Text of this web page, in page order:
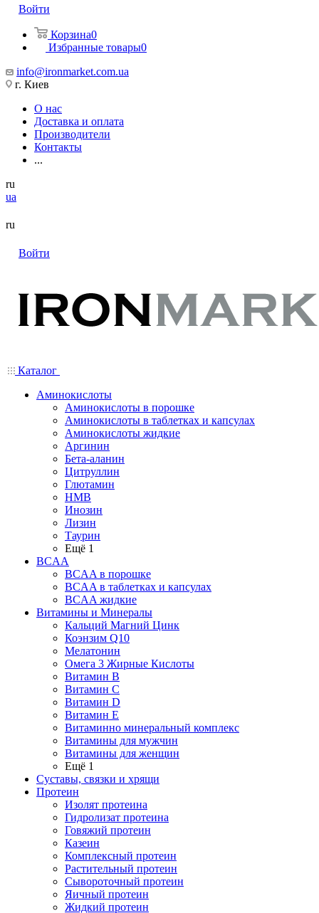
Войти
Корзина0
Избранные товары0
info@ironmarket.com.ua
г. Киев
О нас
Доставка и оплата
Производители
Контакты
...
ru
ua
ru
Войти
Каталог
Аминокислоты
Аминокислоты в порошке
Аминокислоты в таблетках и капсулах
Аминокислоты жидкие
Аргинин
Бета-аланин
Цитруллин
Глютамин
HMB
Инозин
Лизин
Таурин
Ещё 1
BCAA
BCAA в порошке
BCAA в таблетках и капсулах
BCAA жидкие
Витамины и Минералы
Кальций Магний Цинк
Коэнзим Q10
Мелатонин
Омега 3 Жирные Кислоты
Витамин B
Витамин C
Витамин D
Витамин E
Витаминно минеральный комплекс
Витамины для мужчин
Витамины для женщин
Ещё 1
Суставы, связки и хрящи
Протеин
Изолят протеина
Гидролизат протеина
Говяжий протеин
Казеин
Комплексный протеин
Растительный протеин
Сывороточный протеин
Яичный протеин
Жидкий протеин